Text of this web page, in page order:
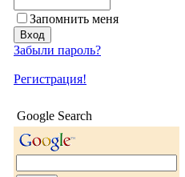
Запомнить меня
Забыли пароль?
Регистрация!
Google Search